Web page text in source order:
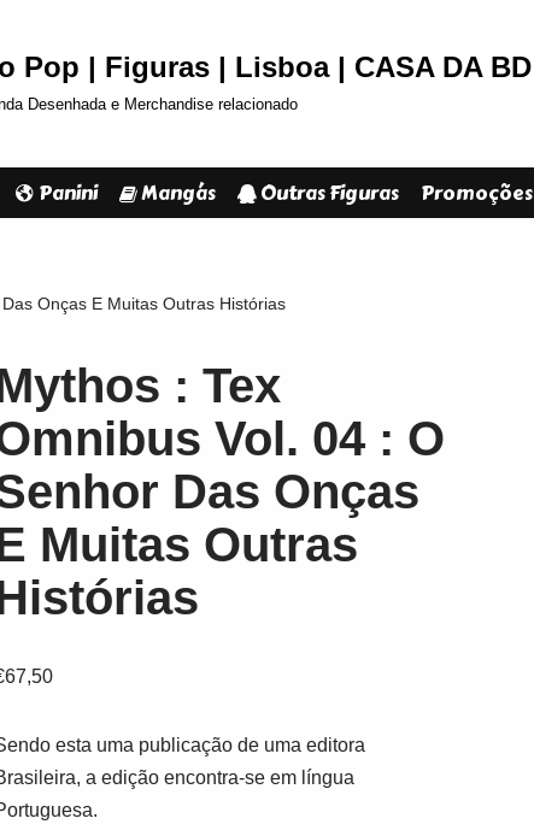
Pop | Figuras | Lisboa | CASA DA BD
Desenhada e Merchandise relacionado
Panini Mangás Outras Figuras Promoções
Onças E Muitas Outras Histórias
: Tex
Vol. 04 : O
Das Onças
Muitas Outras
67,50
esta uma publicação de uma editora
a edição encontra-se em língua